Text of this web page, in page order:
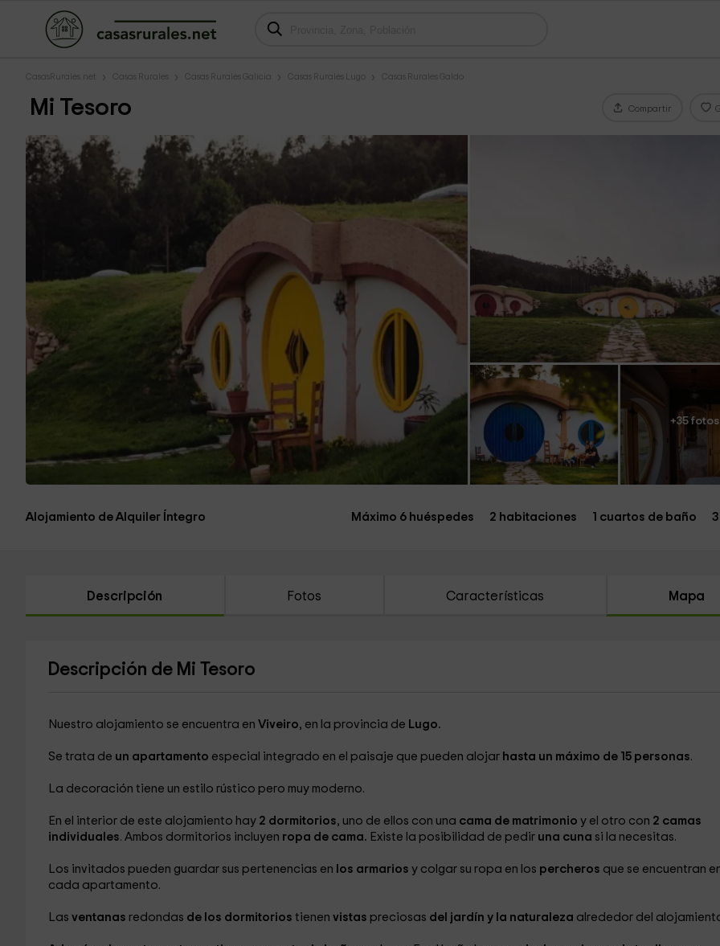
CasasRurales.net Casas Rurales Casas Rurales Galicia Casas Rurales Lugo Casas Rurales Galdo
Mi Tesoro Compartir
+35 fotos
Alojamiento de Alquiler Íntegro Máximo 6 huéspedes 2 habitaciones 1 cuartos de baño
Descripción Fotos Características Mapa
Descripción de Mi Tesoro
Nuestro alojamiento se encuentra en Viveiro, en la provincia de Lugo.
Se trata de un apartamento especial integrado en el paisaje que pueden alojar hasta un máximo de 15 personas.
La decoración tiene un estilo rústico pero muy moderno.
En el interior de este alojamiento hay2 dormitorios, uno de ellos con una cama de matrimonio y el otro con 2 camas
individuales. Ambos dormitorios incluyen ropa de cama. Existe la posibilidad de pediruna cuna si la necesitas.
Los invitados pueden guardar sus pertenencias en los armarios y colgar su ropa en los percheros que se encuentran
cada apartamento.
Las ventanas redondas de los dormitorios tienen vistas preciosas del jardín y la naturaleza alrededor del